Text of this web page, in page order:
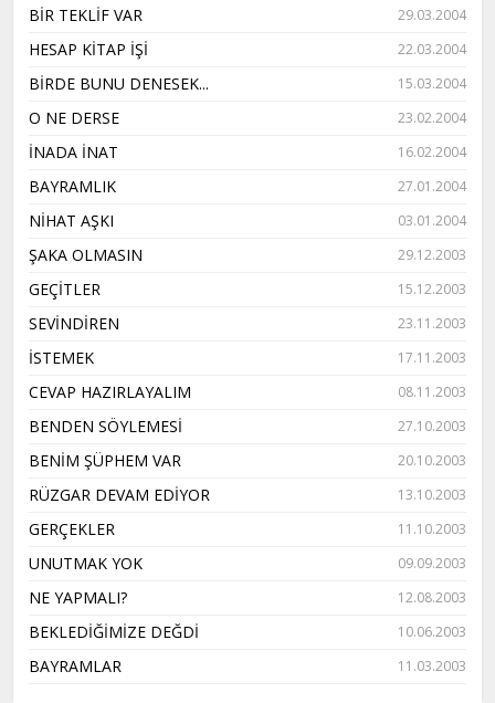
BİR TEKLİF VAR 29.03.2004
HESAP KİTAP İŞİ 22.03.2004
BİRDE BUNU DENESEK... 15.03.2004
O NE DERSE 23.02.2004
İNADA İNAT 16.02.2004
BAYRAMLIK 27.01.2004
NİHAT AŞKI 03.01.2004
ŞAKA OLMASIN 29.12.2003
GEÇİTLER 15.12.2003
SEVİNDİREN 23.11.2003
İSTEMEK 17.11.2003
CEVAP HAZIRLAYALIM 08.11.2003
BENDEN SÖYLEMESİ 27.10.2003
BENİM ŞÜPHEM VAR 20.10.2003
RÜZGAR DEVAM EDİYOR 13.10.2003
GERÇEKLER 11.10.2003
UNUTMAK YOK 09.09.2003
NE YAPMALI? 12.08.2003
BEKLEDİĞİMİZE DEĞDİ 10.06.2003
BAYRAMLAR 11.03.2003